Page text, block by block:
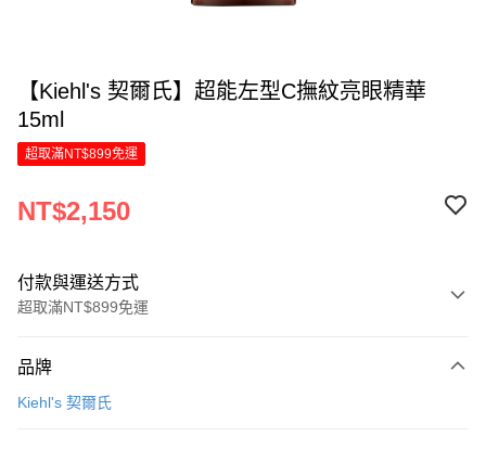
【Kiehl's 契爾氏】超能左型C撫紋亮眼精華
15ml
超取滿NT$899免運
NT$2,150
付款與運送方式
超取滿NT$899免運
信用卡一次付款
品牌
Kiehl's 契爾氏